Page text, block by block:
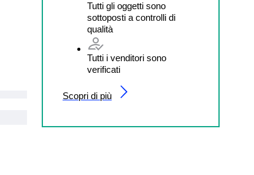
Tutti gli oggetti sono
sottoposti a controlli di
qualità
Tutti i venditori sono
verificati
Scopri di più